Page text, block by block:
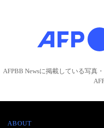
AFPBB Newsに掲載している写真
ABOUT